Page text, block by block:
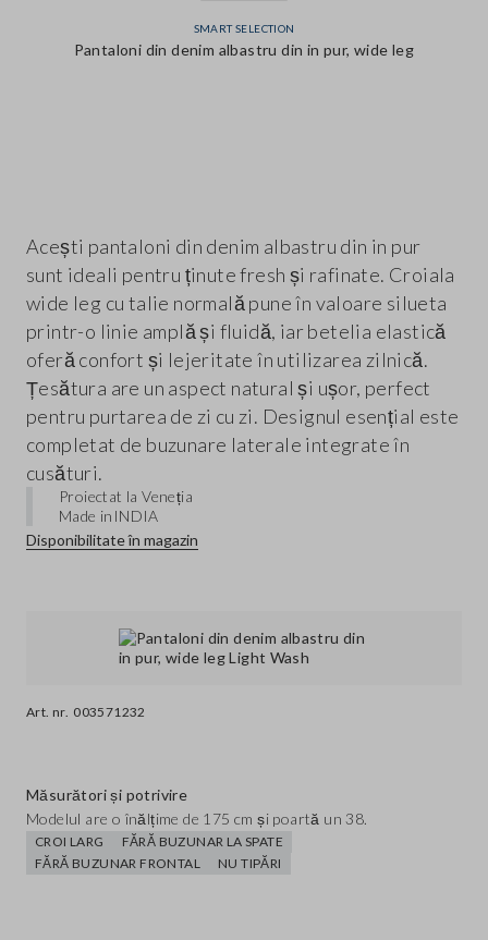
SMART SELECTION
Pantaloni din denim albastru din in pur, wide leg
Art. nr. 003571232
Acești pantaloni din denim albastru din in pur
sunt ideali pentru ținute fresh și rafinate. Croiala
wide leg cu talie normală pune în valoare silueta
printr-o linie amplă și fluidă, iar betelia elastică
oferă confort și lejeritate în utilizarea zilnică.
Țesătura are un aspect natural și ușor, perfect
pentru purtarea de zi cu zi. Designul esențial este
completat de buzunare laterale integrate în
cusături.
Proiectat la Veneția
Made in INDIA
Disponibilitate în magazin
Măsurători și potrivire
Modelul are o înălțime de 175 cm și poartă un 38.
CROI LARG
FĂRĂ BUZUNAR LA SPATE
FĂRĂ BUZUNAR FRONTAL
NU TIPĂRI